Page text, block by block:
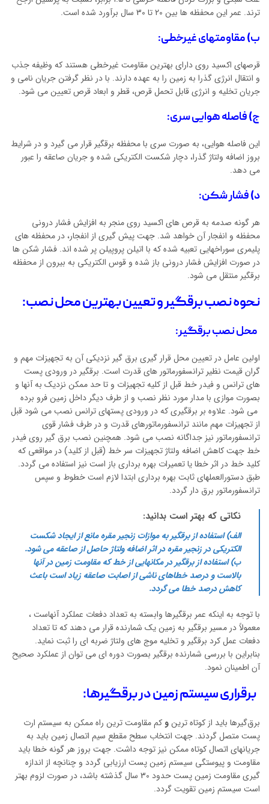
ترند. عمر این محفظه ها بین 20 تا 30 سال برآورد شده است‌.
ب) مقاومتهای غیرخطی:
قرصهای اکسید روی دارای بهترین مقاومت غیرخطی هستند که وظیفه جذب
و انتقال انرژی گذرا به زمین را به عهده دارند. با در نظر گرفتن جریان نامی و
جریان تخلیه و انرژی قابل تحمل قرص، قطر و ابعاد قرص تعیین می شود.
ج) فاصله هوایی سری:
این فاصله هوایی، به صورت سری با محفظه برقگیر قرار می گیرد و در شرایط
بروز اضافه ولتاژ گذرا، دچار شکست الکتریکی شده و جریان صاعقه را عبور
می دهد.
د) فشار شکن:
هر گونه صدمه به قرص های اکسید روی منجر به افزایش فشار درونی
محفظه و انفجار آن خواهد شد. جهت پیش گیری از انفجار، در محفظه های
پلیمری سوراخهایی تعبیه شده که با اتیلن پروپیلن پر شده اند. فشار شکن ها
در صورت افزایش فشار درونی باز شده و قوس الکتریکی به بیرون از محفظه
برقگیر منتقل می شود.
نحوه نصب برقگیر و تعیین بهترین محل نصب:
محل نصب برقگیر:
اولین عامل در تعیین محل قرار گیری برق گیر نزدیکی آن به تجهیزات مهم و
گران قیمت نظیر ترانسفورماتور های قدرت است. برقگیر در ورودی پست
های ترانس و فیدر خط قبل از کلیه تجهیزات و تا حد ممکن نزدیک به آنها و
بصورت موازی با مدار مورد نظر نصب و از طرف دیگر داخل زمین فرو برده
می شود. علاوه بر برقگیری که در ورودی پستهای ترانس نصب می ‏شود قبل
از تجهیزات مهم مانند ترانسفورماتورهای قدرت و در طرف فشار قوی
ترانسفورماتور نیز جداگانه نصب می ‏شود. همچنین نصب برق گیر روی فیدر
خط جهت کاهش اضافه ولتاژ تجهیزات سر خط (قبل از کلید) در مواقعی که
کلید خط در اثر خطا یا تعمیرات بهره برداری باز است نیز استفاده می گردد.
طبق دستورالعملهای ثابت بهره برداری ابتدا لازم است خطوط و سپس
ترانسفورماتور برق دار گردد.
نکاتی که بهتر است بدانید:
الف)استفاده از برقگیر به موازات زنجیر مقره مانع از ایجاد شکست
الکتریکی در زنجیر مقره در اثر اضافه ولتاژ حاصل از صاعقه می شود.
ب)استفاده از برقگیر در مکانهایی از خط که مقاومت زمین در آنها
بالاست و درصد خطاهای ناشی از اصابت صاعقه زیاد است باعث
کاهش درصد خطا می گردد.
با توجه به اینکه عمر برقگیرها وابسته به تعداد دفعات عملکرد آنهاست ،
معمولاً در مسیر برقگیر به زمین یک شمارنده قرار می‏ دهند که تا تعداد
دفعات عمل کرد برقگیر و تخلیه موج های ولتاژ ضربه ‏ای را ثبت نماید.
بنابراین با بررسی شمارنده برقگیر بصورت دوره ای می توان از عملکرد صحیح
آن اطمینان نمود.
برقراری سیستم زمین در برقگیرها:
برق‌گیرها باید از کوتاه ترینو کم مقاومت ترین راه ممكن به سیستم ارت
پست متصل گردند. جهت انتخاب سطح مقطع سیم اتصال زمین باید به
جریانهای اتصال كوتاه ممكن نیز توجه داشت. جهت بروز هر گونه خطا باید
مقاومت و پیوستگی سیستم زمین پست ارزیابی گردد و چنانچه از اندازه
گیری مقاومت زمین ‌پست حدود 30 سال گذشته باشد، در صورت لزوم بهتر
است سیستم زمین تقویت گردد.